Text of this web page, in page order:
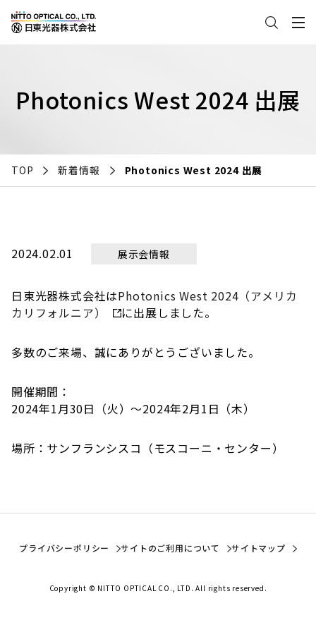
Photonics West 2024 出展
TOP 新着情報 Photonics West 2024 出展
2024.02.01 展示会情報
日東光器株式会社はPhotonics West 2024（アメリカ
カリフォルニア）
に出展しました。
多数のご来場、誠にありがとうございました。
開催期間：
2024年1月30日（火）〜2024年2月1日（木）
場所：サンフランシスコ（モスコーニ・センター）
プライバシーポリシー サイトのご利用について サイトマップ
Copyright © NITTO OPTICAL CO., LTD. All rights reserved.